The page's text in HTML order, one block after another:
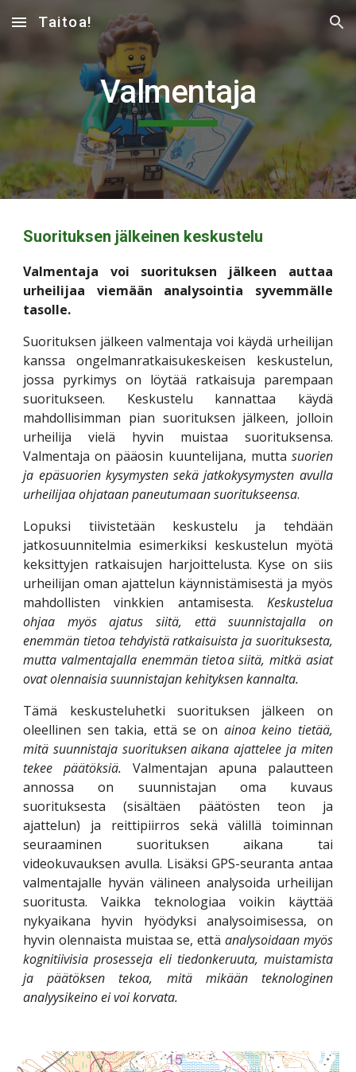
Skip to main content Skip to navigation
Taitoa!
Valmentaja
Suorituksen jälkeinen keskustelu
Valmentaja voi suorituksen jälkeen auttaa
urheilijaa viemään analysointia syvemmälle
tasolle.
Suorituksen jälkeen valmentaja voi käydä urheilijan
kanssa ongelmanratkaisukeskeisen keskustelun,
jossa pyrkimys on löytää ratkaisuja parempaan
suoritukseen. Keskustelu kannattaa käydä
mahdollisimman pian suorituksen jälkeen, jolloin
urheilija vielä hyvin muistaa suorituksensa.
Valmentaja on pääosin kuuntelijana, mutta suorien
ja epäsuorien kysymysten sekä jatkokysymysten avulla
urheilijaa ohjataan paneutumaan suoritukseensa.
Lopuksi tiivistetään keskustelu ja tehdään
jatkosuunnitelmia esimerkiksi keskustelun myötä
keksittyjen ratkaisujen harjoittelusta. Kyse on siis
urheilijan oman ajattelun käynnistämisestä ja myös
mahdollisten vinkkien antamisesta. Keskustelua
ohjaa myös ajatus siitä, että suunnistajalla on
enemmän tietoa tehdyistä ratkaisuista ja suorituksesta,
mutta valmentajalla enemmän tietoa siitä, mitkä asiat
ovat olennaisia suunnistajan kehityksen kannalta.
Tämä keskusteluhetki suorituksen jälkeen on
oleellinen sen takia, että se on ainoa keino tietää,
mitä suunnistaja suorituksen aikana ajattelee ja miten
tekee päätöksiä. Valmentajan apuna palautteen
annossa on suunnistajan oma kuvaus
suorituksesta (sisältäen päätösten teon ja
ajattelun) ja reittipiirros sekä välillä toiminnan
seuraaminen suorituksen aikana tai
videokuvauksen avulla. Lisäksi GPS-seuranta antaa
valmentajalle hyvän välineen analysoida urheilijan
suoritusta. Vaikka teknologiaa voikin käyttää
nykyaikana hyvin hyödyksi analysoimisessa, on
hyvin olennaista muistaa se, että analysoidaan myös
kognitiivisia prosesseja eli tiedonkeruuta, muistamista
ja päätöksen tekoa, mitä mikään teknologinen
analyysikeino ei voi korvata.